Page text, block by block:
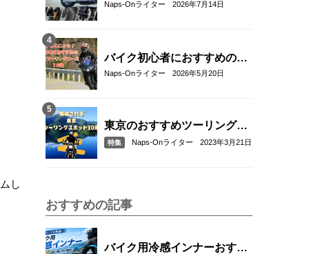
し
る？起こりやすいトラブルと
Naps-Onライター 2026年7月14日
バイク初心者におすすめの関
東近郊ツーリングコース10選
Naps-Onライター 2026年5月20日
東京のおすすめツーリングス
ポット10選
特集 Naps-Onライター 2023年3月21日
おすすめの記事
バイク用冷感インナーおすす